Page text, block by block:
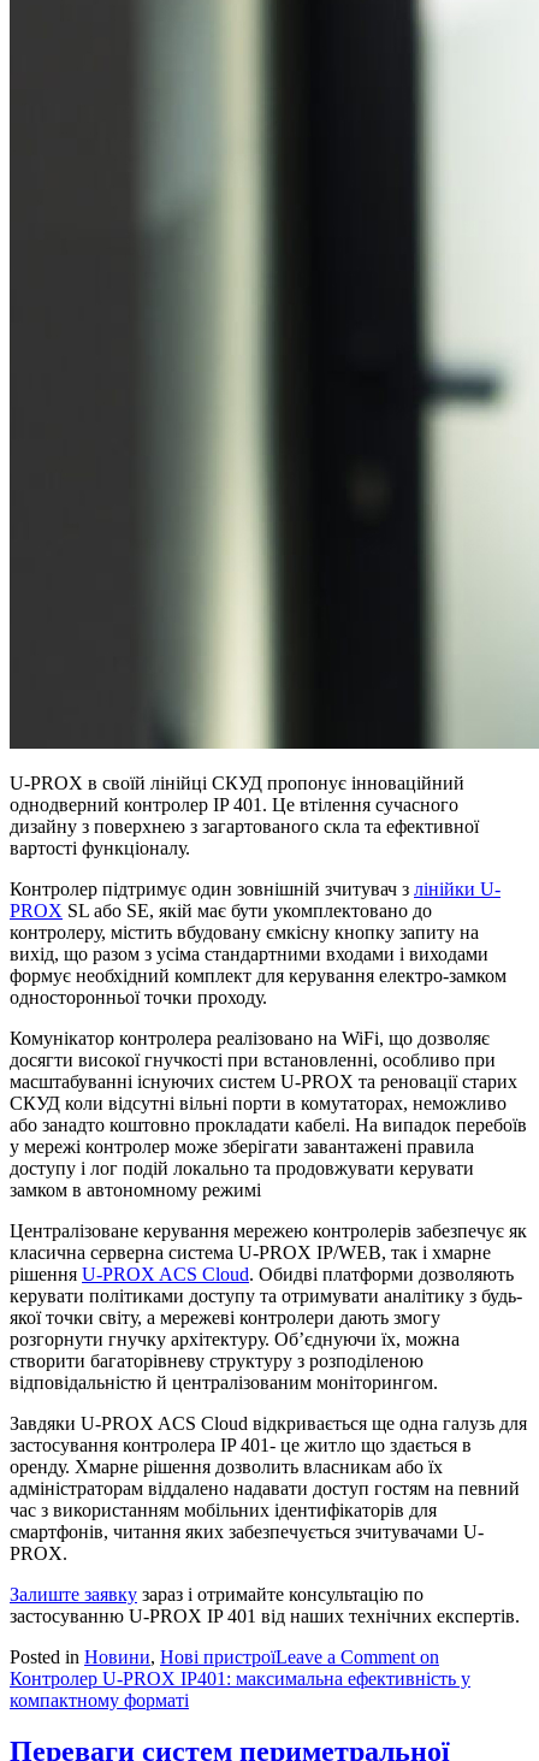
U-PROX в своїй лінійці СКУД пропонує інноваційний
однодверний контролер IP 401. Це втілення сучасного
дизайну з поверхнею з загартованого скла та ефективної
вартості функціоналу.
Контролер підтримує один зовнішній зчитувач з лінійки U-
PROX SL або SE, якій має бути укомплектовано до
контролеру, містить вбудовану ємкісну кнопку запиту на
вихід, що разом з усіма стандартними входами і виходами
формує необхідний комплект для керування електро-замком
односторонньої точки проходу.
Комунікатор контролера реалізовано на WiFi, що дозволяє
досягти високої гнучкості при встановленні, особливо при
масштабуванні існуючих систем U-PROX та реновації старих
СКУД коли відсутні вільні порти в комутаторах, неможливо
або занадто коштовно прокладати кабелі. На випадок перебоїв
у мережі контролер може зберігати завантажені правила
доступу і лог подій локально та продовжувати керувати
замком в автономному режимі
Централізоване керування мережею контролерів забезпечує як
класична серверна система U-PROX IP/WEB, так і хмарне
рішення U-PROX ACS Cloud. Обидві платформи дозволяють
керувати політиками доступу та отримувати аналітику з будь-
якої точки світу, а мережеві контролери дають змогу
розгорнути гнучку архітектуру. Об’єднуючи їх, можна
створити багаторівневу структуру з розподіленою
відповідальністю й централізованим моніторингом.
Завдяки U-PROX ACS Cloud відкривається ще одна галузь для
застосування контролера IP 401- це житло що здається в
оренду. Хмарне рішення дозволить власникам або їх
адміністраторам віддалено надавати доступ гостям на певний
час з використанням мобільних ідентифікаторів для
смартфонів, читання яких забезпечується зчитувачами U-
PROX.
Залиште заявку зараз і отримайте консультацію по
застосуванню U-PROX IP 401 від наших технічних експертів.
Posted in Новини, Нові пристроїLeave a Comment on
Контролер U-PROX IP401: максимальна ефективність у
компактному форматі
Переваги систем периметральної